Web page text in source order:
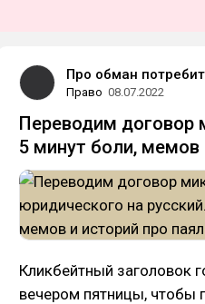
Про обман
Право 08.07.2022
Переводим договор
5 минут боли, мемов
Кликбейтный заголовок
вечером пятницы, чтобы